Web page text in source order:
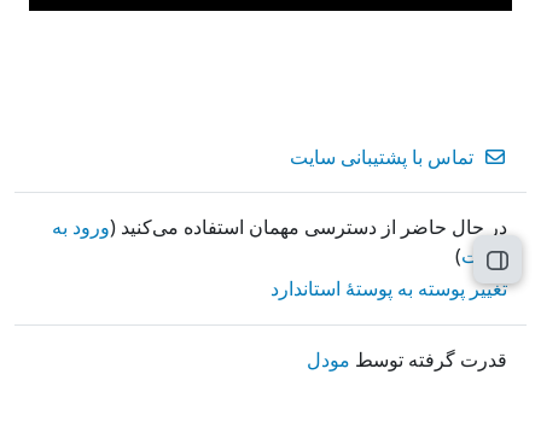
باز کردن فهرست درس
تماس با پشتیبانی سایت
در حال حاضر از دسترسی مهمان استفاده می‌کنید (ورود به
سایت)
تغییر پوسته به پوستهٔ استاندارد
قدرت گرفته توسط مودل